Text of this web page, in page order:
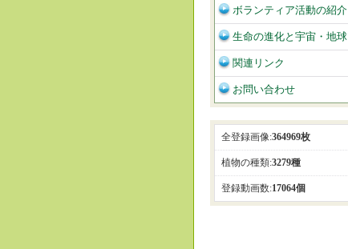
ボランティア活動の紹介
生命の進化と宇宙・地球
関連リンク
お問い合わせ
全登録画像:364969枚
植物の種類:3279種
登録動画数:17064個